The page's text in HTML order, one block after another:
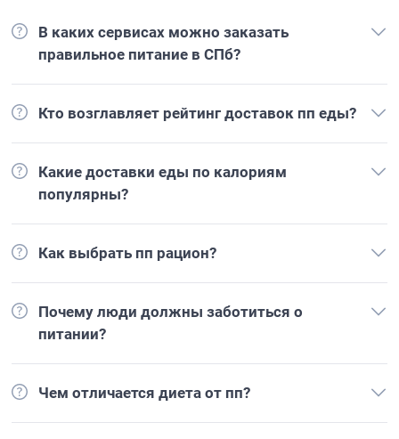
В каких сервисах можно заказать
правильное питание в СПб?
Кто возглавляет рейтинг доставок пп еды?
Какие доставки еды по калориям
популярны?
Как выбрать пп рацион?
Почему люди должны заботиться о
питании?
Чем отличается диета от пп?